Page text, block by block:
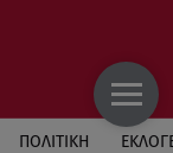
ΠΟΛΙΤΙΚΗ